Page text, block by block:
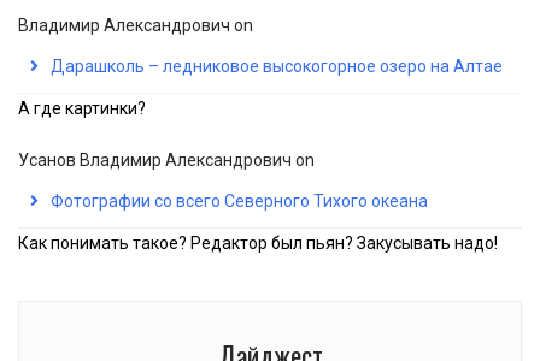
Владимир Александрович on
Дарашколь – ледниковое высокогорное озеро на Алтае
А где картинки?
Усанов Владимир Александрович on
Фотографии со всего Северного Тихого океана
Как понимать такое? Редактор был пьян? Закусывать надо!